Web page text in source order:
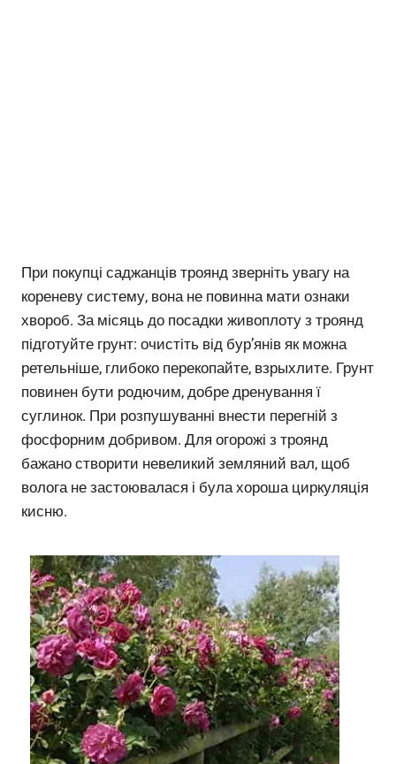
При покупці саджанців троянд зверніть увагу на
кореневу систему, вона не повинна мати ознаки
хвороб. За місяць до посадки живоплоту з троянд
підготуйте грунт: очистіть від бур’янів як можна
ретельніше, глибоко перекопайте, взрыхлите. Грунт
повинен бути родючим, добре дренування ї
суглинок. При розпушуванні внести перегній з
фосфорним добривом. Для огорожі з троянд
бажано створити невеликий земляний вал, щоб
волога не застоювалася і була хороша циркуляція
кисню.